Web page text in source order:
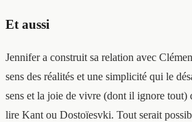
Et aussi
Jennifer a construit sa relation avec
sens des réalités et une simplicité qui le
sens et la joie de vivre (dont il ignore tout)
lire Kant ou Dostoïesvki. Tout serait